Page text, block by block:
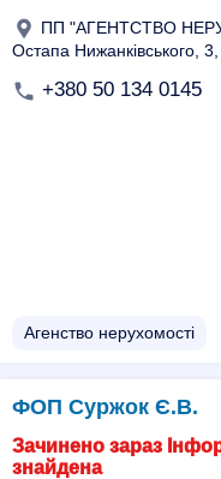
ПП "АГЕНТСТВО
Остапа Нижанківського,
+380 50 134 0145
Агенство нерухомості
ФОП Суржок Є.В.
Зачинено зараз
знайдена